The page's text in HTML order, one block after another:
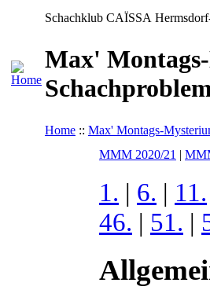
Schachklub CAÏSSA
Max'
Home :: Max' Montags-
MMM 2020/21 |
1. | 6. | 11.
46. | 51. |